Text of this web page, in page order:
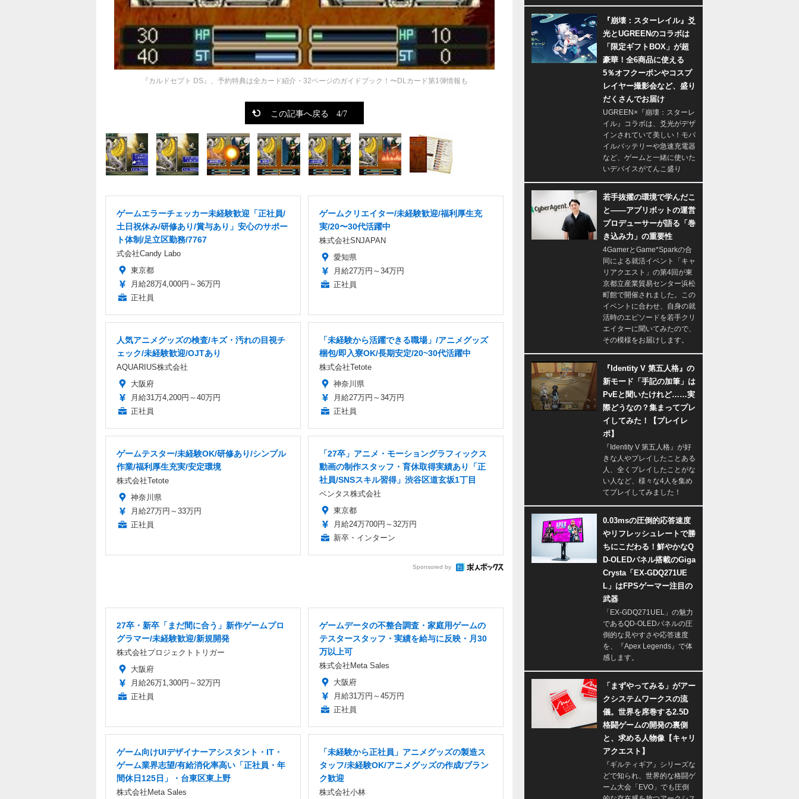
『カルドセプト DS』、予約特典は全カード紹介・32ページのガイドブック！〜DLカード第1弾情報も
この記事へ戻る 4/7
ゲームエラーチェッカー未経験歓迎「正社員/
土日祝休み/研修あり/賞与あり」安心のサポー
ト体制/足立区勤務/7767
式会社Candy Labo
東京都
月給28万4,000円～36万円
正社員
ゲームクリエイター/未経験歓迎/福利厚生充
実/20〜30代活躍中
株式会社SNJAPAN
愛知県
月給27万円～34万円
正社員
人気アニメグッズの検査/キズ・汚れの目視チ
ェック/未経験歓迎/OJTあり
AQUARIUS株式会社
大阪府
月給31万4,200円～40万円
正社員
「未経験から活躍できる職場」/アニメグッズ
梱包/即入寮OK/長期安定/20~30代活躍中
株式会社Tetote
神奈川県
月給27万円～34万円
正社員
ゲームテスター/未経験OK/研修あり/シンプル
作業/福利厚生充実/安定環境
株式会社Tetote
神奈川県
月給27万円～33万円
正社員
「27卒」アニメ・モーショングラフィックス
動画の制作スタッフ・育休取得実績あり「正
社員/SNSスキル習得」渋谷区道玄坂1丁目
ベンタス株式会社
東京都
月給24万700円～32万円
新卒・インターン
Sponsored by
27卒・新卒「まだ間に合う」新作ゲームプロ
グラマー/未経験歓迎/新規開発
株式会社プロジェクトトリガー
大阪府
月給26万1,300円～32万円
正社員
ゲームデータの不整合調査・家庭用ゲームの
テスタースタッフ・実績を給与に反映・月30
万以上可
株式会社Meta Sales
大阪府
月給31万円～45万円
正社員
ゲーム向けUIデザイナーアシスタント・IT・
ゲーム業界志望/有給消化率高い「正社員・年
間休日125日」・台東区東上野
株式会社Meta Sales
「未経験から正社員」アニメグッズの製造ス
タッフ/未経験OK/アニメグッズの作成/ブラン
ク歓迎
株式会社小林
『崩壊：スターレイル』爻
光とUGREENのコラボは
「限定ギフトBOX」が超
豪華！全6商品に使える
5％オフクーポンやコスプ
レイヤー撮影会など、盛り
だくさんでお届け
UGREEN×『崩壊：スターレ
イル』コラボは、爻光がデザ
インされていて美しい！モバ
イルバッテリーや急速充電器
など、ゲームと一緒に使いた
いデバイスがてんこ盛り
若手抜擢の環境で学んだこ
と――アプリボットの運営
プロデューサーが語る「巻
き込み力」の重要性
4GamerとGame*Sparkの合
同による就活イベント「キャ
リアクエスト」の第4回が東
京都立産業貿易センター浜松
町館で開催されました。この
イベントに合わせ、自身の就
活時のエピソードを若手クリ
エイターに聞いてみたので、
その模様をお届けします。
『Identity V 第五人格』の
新モード「手記の加筆」は
PvEと聞いたけれど……実
際どうなの？集まってプレ
イしてみた！【プレイレ
ポ】
『Identity V 第五人格』が好
きな人やプレイしたことある
人、全くプレイしたことがな
い人など、様々な4人を集め
てプレイしてみました！
0.03msの圧倒的応答速度
やリフレッシュレートで勝
ちにこだわる！鮮やかなQ
D-OLEDパネル搭載のGiga
Crysta「EX-GDQ271UE
L」はFPSゲーマー注目の
武器
「EX-GDQ271UEL」の魅力
であるQD-OLEDパネルの圧
倒的な見やすさや応答速度
を、『Apex Legends』で体
感します。
「まずやってみる」がアー
クシステムワークスの流
儀。世界を席巻する2.5D
格闘ゲームの開発の裏側
と、求める人物像【キャリ
アクエスト】
『ギルティギア』シリーズな
どで知られ、世界的な格闘ゲ
ーム大会「EVO」でも圧倒